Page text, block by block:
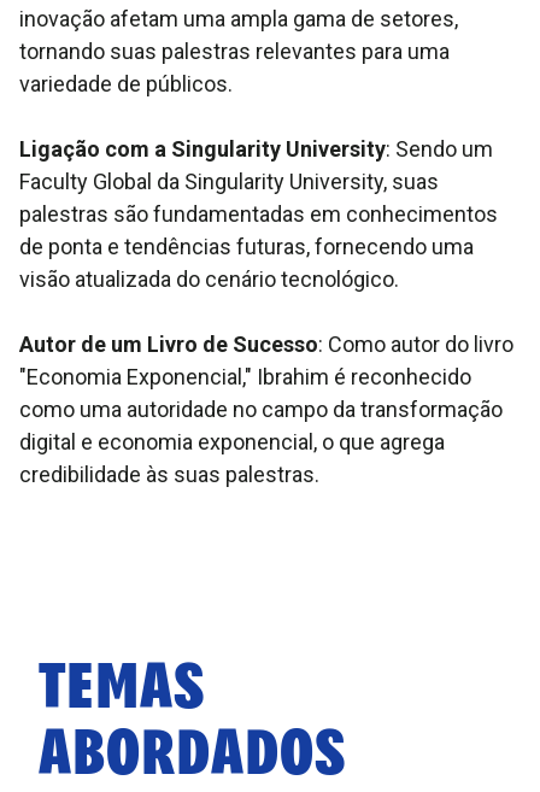
inovação afetam uma ampla gama de setores,
tornando suas palestras relevantes para uma
variedade de públicos.
Ligação com a Singularity University: Sendo um
Faculty Global da Singularity University, suas
palestras são fundamentadas em conhecimentos
de ponta e tendências futuras, fornecendo uma
visão atualizada do cenário tecnológico.
Autor de um Livro de Sucesso: Como autor do livro
"Economia Exponencial," Ibrahim é reconhecido
como uma autoridade no campo da transformação
digital e economia exponencial, o que agrega
credibilidade às suas palestras.
TEMAS
ABORDADOS